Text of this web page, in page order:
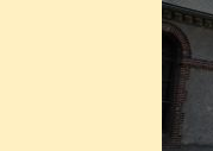
lance à
à